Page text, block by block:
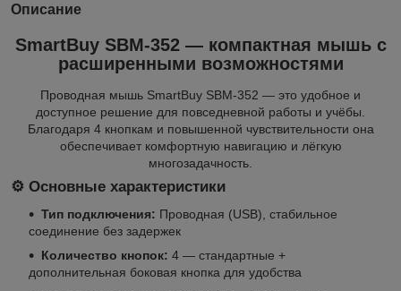
Описание
SmartBuy SBM-352 — компактная мышь с
расширенными возможностями
Проводная мышь SmartBuy SBM-352 — это удобное и
доступное решение для повседневной работы и учёбы.
Благодаря 4 кнопкам и повышенной чувствительности она
обеспечивает комфортную навигацию и лёгкую
многозадачность.
⚙️ Основные характеристики
Тип подключения: Проводная (USB), стабильное
соединение без задержек
Количество кнопок: 4 — стандартные +
дополнительная боковая кнопка для удобства